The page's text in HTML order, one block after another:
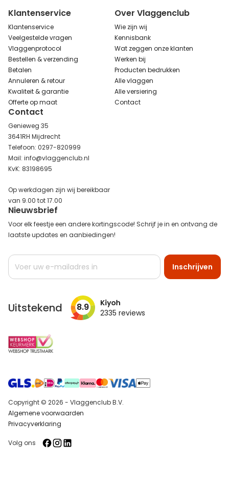
Klantenservice
Klantenservice
Veelgestelde vragen
Vlaggenprotocol
Bestellen & verzending
Betalen
Annuleren & retour
Kwaliteit & garantie
Offerte op maat
Over Vlaggenclub
Wie zijn wij
Kennisbank
Wat zeggen onze klanten
Werken bij
Producten bedrukken
Alle vlaggen
Alle versiering
Contact
Contact
Genieweg 35
3641RH Mijdrecht
Telefoon: 0297-820999
Mail: info@vlaggenclub.nl
KvK: 83198695
Op werkdagen zijn wij bereikbaar
van 9.00 tot 17.00
Nieuwsbrief
Voor elk feestje een andere kortingscode! Schrijf je in en ontvang de
laatste updates en aanbiedingen!
Abonneer
op
Inschrijven
Uitstekend 8.9 2335 reviews
Copyright © 2026 - Vlaggenclub B.V.
Algemene voorwaarden
Privacyverklaring
Volg ons